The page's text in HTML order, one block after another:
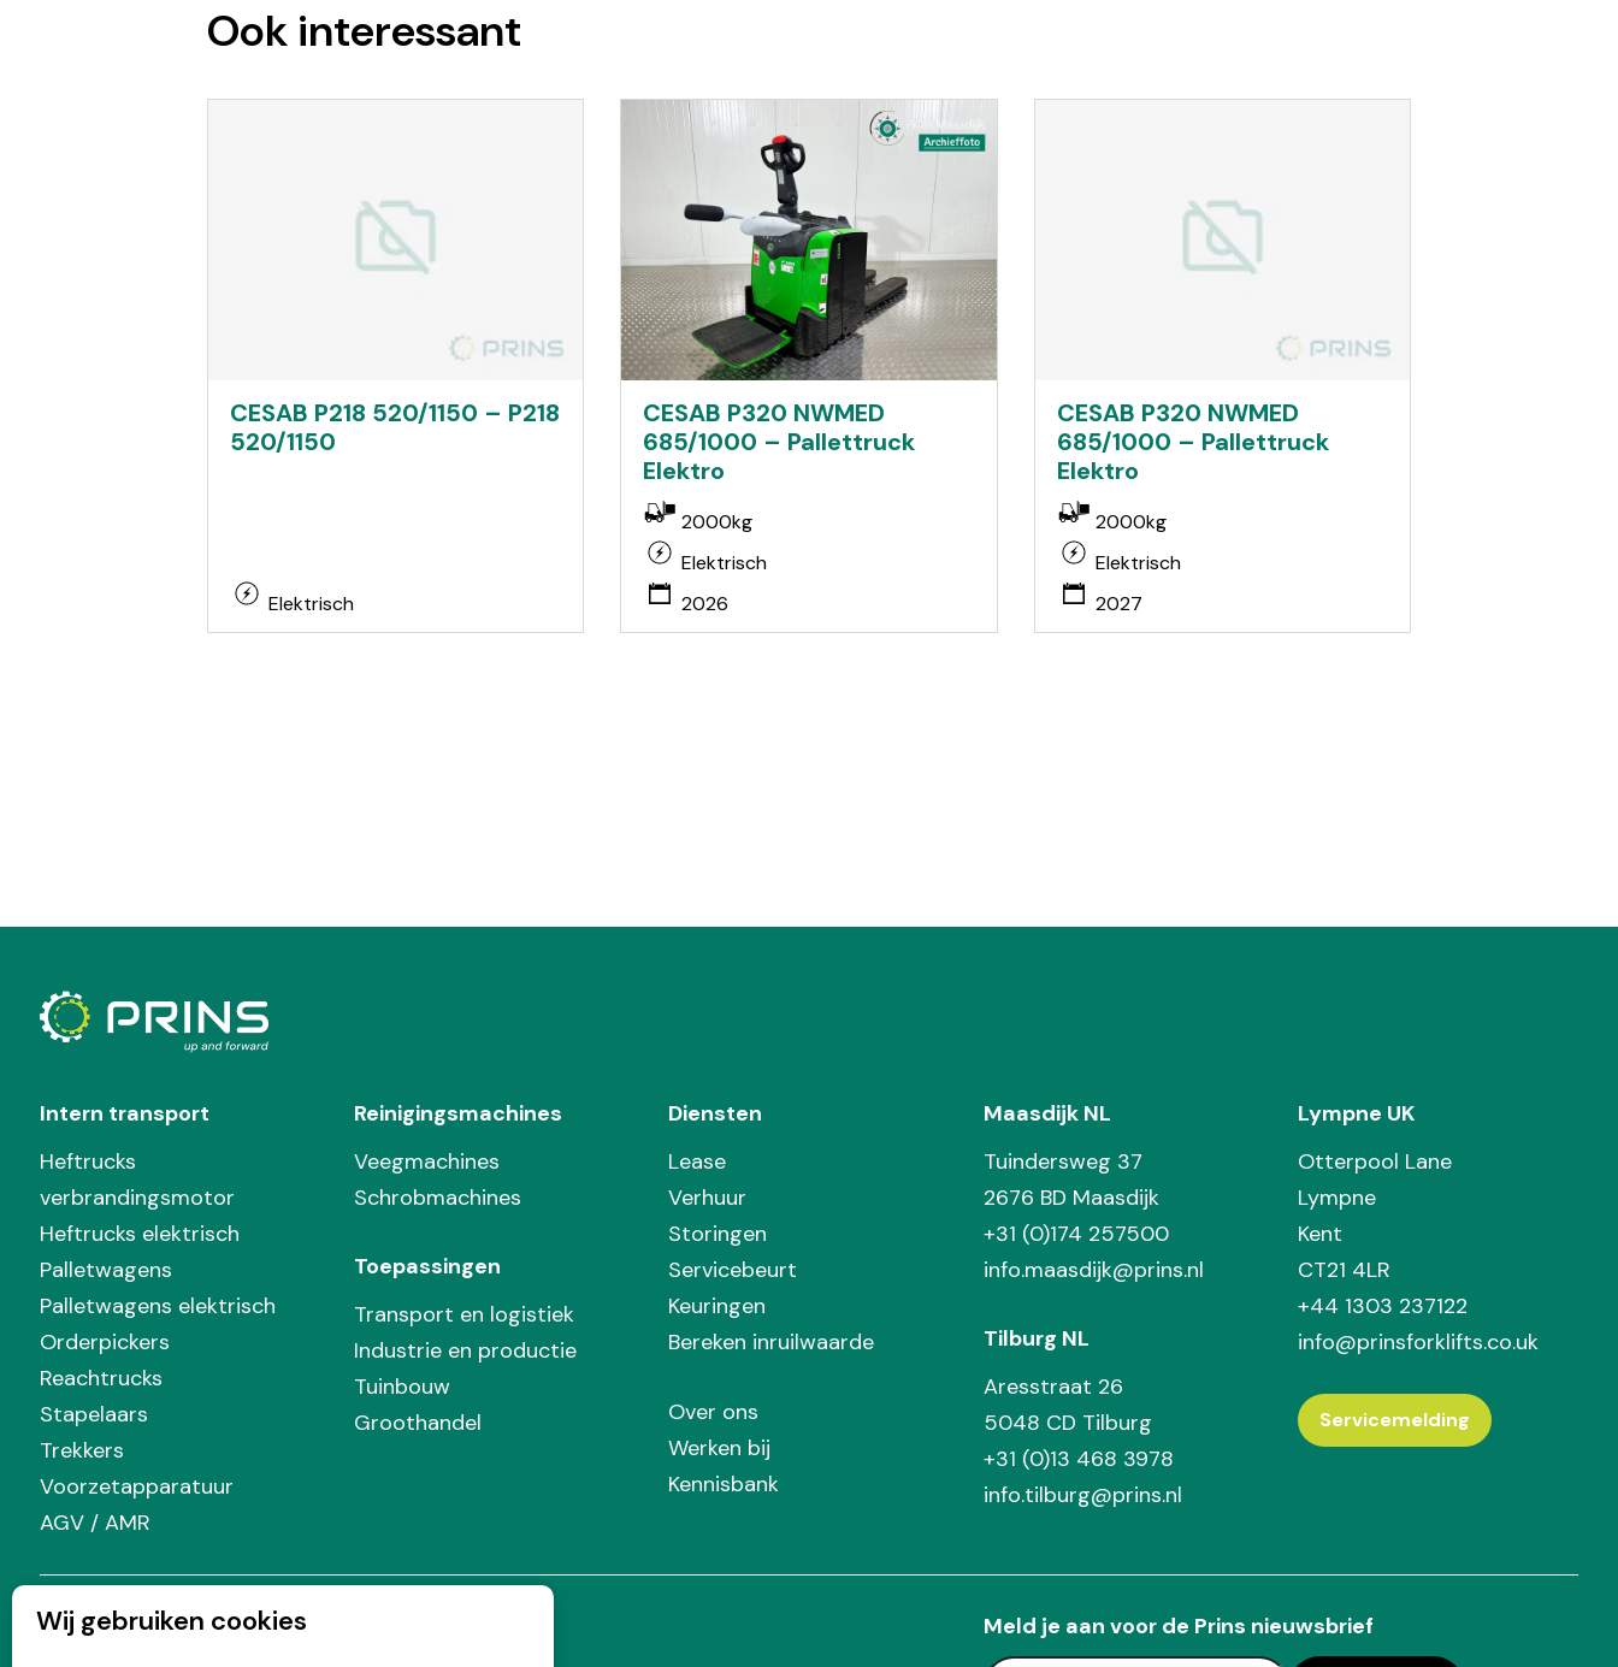
Wij gebruiken cookies
Ook interessant
CESAB P218 520/1150 – P218
520/1150
Elektrisch
CESAB P320 NWMED
685/1000 – Pallettruck
Elektro
2000kg
Elektrisch
2026
CESAB P320 NWMED
685/1000 – Pallettruck
Elektro
2000kg
Elektrisch
2027
Intern transport
Heftrucks
verbrandingsmotor
Heftrucks elektrisch
Palletwagens
Palletwagens elektrisch
Orderpickers
Reachtrucks
Stapelaars
Trekkers
Voorzetapparatuur
AGV / AMR
Reinigingsmachines
Veegmachines
Schrobmachines
Toepassingen
Transport en logistiek
Industrie en productie
Tuinbouw
Groothandel
Diensten
Lease
Verhuur
Storingen
Servicebeurt
Keuringen
Bereken inruilwaarde
Over ons
Werken bij
Kennisbank
Maasdijk NL
Tuindersweg 37
2676 BD Maasdijk
+31 (0)174 257500
info.maasdijk@prins.nl
Tilburg NL
Aresstraat 26
5048 CD Tilburg
+31 (0)13 468 3978
info.tilburg@prins.nl
Lympne UK
Otterpool Lane
Lympne
Kent
CT21 4LR
+44 1303 237122
info@prinsforklifts.co.uk
Servicemelding
Meld je aan voor de Prins nieuwsbrief